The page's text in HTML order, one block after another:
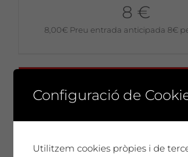
8 €
8,00€ Preu entrada anticipada 8€
Configuració de
Utilitzem cookies pròpies i de